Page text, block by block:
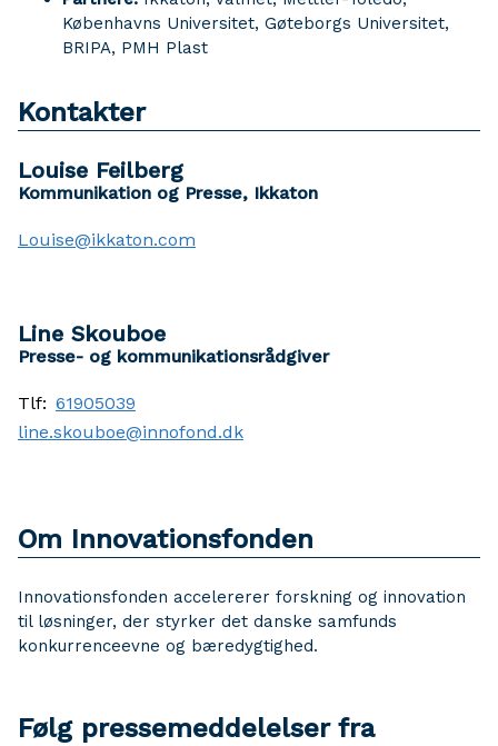
Københavns Universitet, Gøteborgs Universitet,
BRIPA, PMH Plast
Kontakter
Louise Feilberg
Kommunikation og Presse, Ikkaton
Louise@ikkaton.com
Line Skouboe
Presse- og kommunikationsrådgiver
Tlf: 61905039
line.skouboe@innofond.dk
Om Innovationsfonden
Innovationsfonden accelererer forskning og innovation
til løsninger, der styrker det danske samfunds
konkurrenceevne og bæredygtighed.
Følg pressemeddelelser fra